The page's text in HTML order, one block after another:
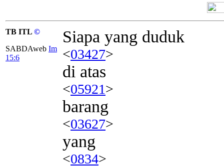
TB ITL ©
SABDAweb Im
15:6
Siapa yang duduk
<03427>
di atas
<05921>
barang
<03627>
yang
<0834>